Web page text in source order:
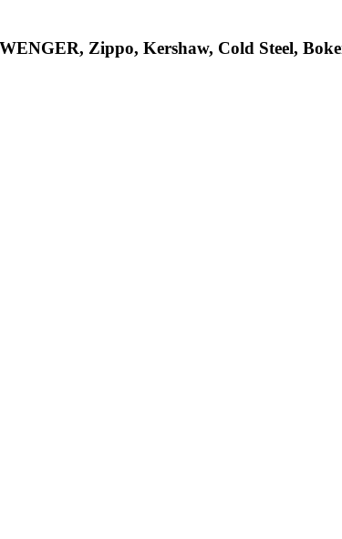
Zippo, Kershaw, Cold Steel,